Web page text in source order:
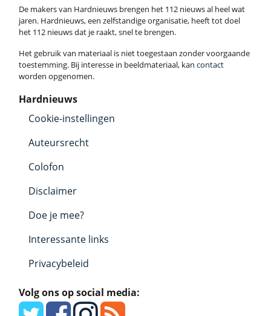
De makers van Hardnieuws brengen het 112 nieuws al heel wat
jaren. Hardnieuws, een zelfstandige organisatie, heeft tot doel
het 112 nieuws dat je raakt, snel te brengen.
Het gebruik van materiaal is niet toegestaan zonder voorgaande
toestemming. Bij interesse in beeldmateriaal, kan contact
worden opgenomen.
Hardnieuws
Cookie-instellingen
Auteursrecht
Colofon
Disclaimer
Doe je mee?
Interessante links
Privacybeleid
Volg ons op social media: